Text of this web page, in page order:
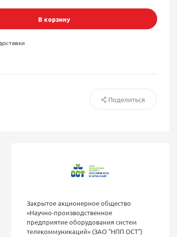
В корзину
Поделиться
Закрытое акционерное общество
«Научно-производственное
предприятие оборудования систем
телекоммуникаций» (ЗАО "НПП ОСТ")